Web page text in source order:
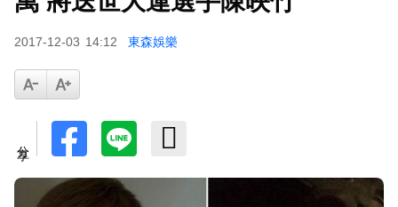
2017-12-03 14:12 東森娛樂